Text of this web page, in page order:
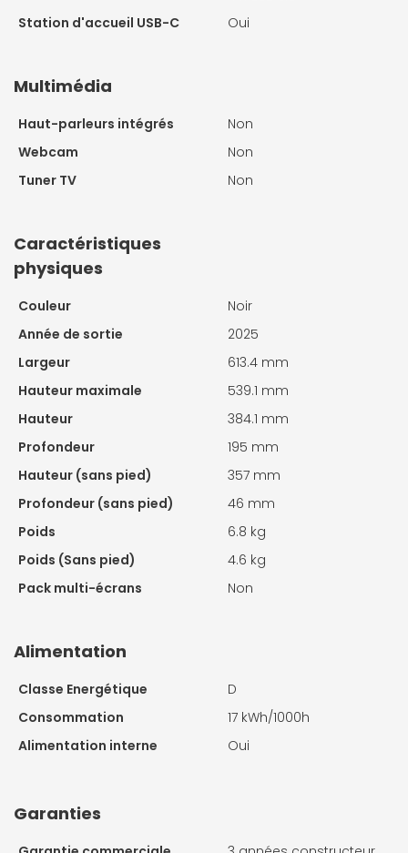
Station d'accueil USB-C
Oui
Multimédia
Haut-parleurs intégrés
Non
Webcam
Non
Tuner TV
Non
Caractéristiques
physiques
Couleur
Noir
Année de sortie
2025
Largeur
613.4 mm
Hauteur maximale
539.1 mm
Hauteur
384.1 mm
Profondeur
195 mm
Hauteur (sans pied)
357 mm
Profondeur (sans pied)
46 mm
Poids
6.8 kg
Poids (Sans pied)
4.6 kg
Pack multi-écrans
Non
Alimentation
Classe Energétique
D
Consommation
17 kWh/1000h
Alimentation interne
Oui
Garanties